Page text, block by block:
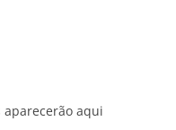
aparecerão aqui